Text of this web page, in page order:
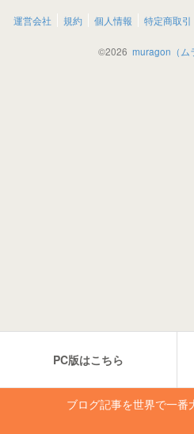
運営会社 規約 個人情報 特定商取引
©2026 muragon（ム
PC版はこちら
ブログ記事を世界で一番